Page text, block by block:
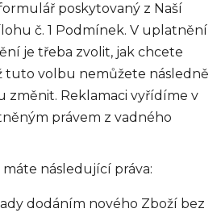
poskytovaný z Naší
č. 1 Podmínek. V uplatnění
je třeba zvolit, jak chcete
tuto volbu nemůžete následně
změnit. Reklamaci vyřídíme v
právem z vadného
máte následující práva:
dodáním nového Zboží bez